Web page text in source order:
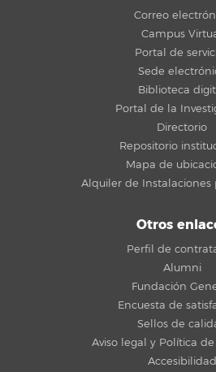
Correo
Campus
Portal de
Sede
Biblioteca
Portal de la
Directorio
Repositorio
Mapa de
Alquiler de Instalaciones
Otros
Perfil de
Alumni
Fundación
Encuesta de
Sellos de
Aviso legal y Política
Accesibilidad